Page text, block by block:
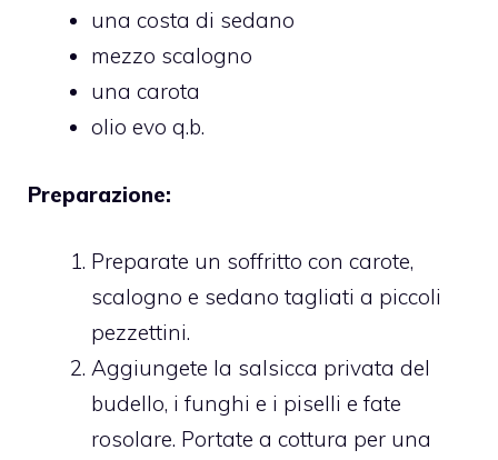
una costa di sedano
mezzo scalogno
una carota
olio evo q.b.
Preparazione:
Preparate un soffritto con carote,
scalogno e sedano tagliati a piccoli
pezzettini.
Aggiungete la salsicca privata del
budello, i funghi e i piselli e fate
rosolare. Portate a cottura per una